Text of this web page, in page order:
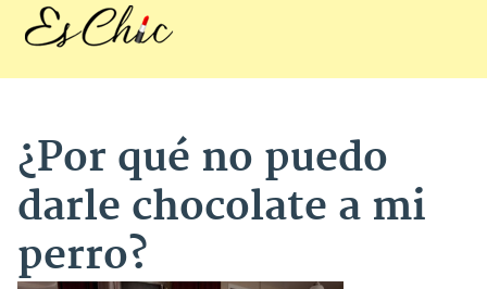
¿Por qué no puedo
darle chocolate a mi
perro?